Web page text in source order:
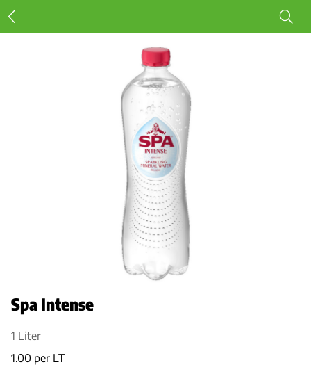
Spa Intense
1 Liter
1.00 per LT